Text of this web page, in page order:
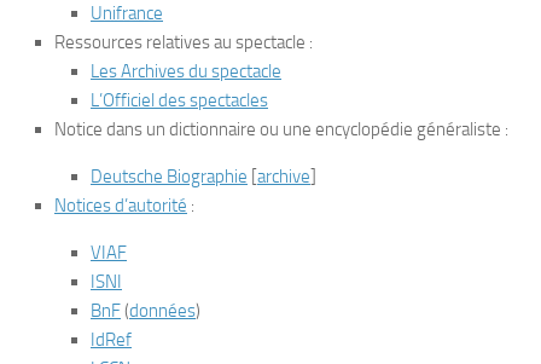
Unifrance
Ressources relatives au spectacle :
Les Archives du spectacle
L’Officiel des spectacles
Notice dans un dictionnaire ou une encyclopédie généraliste :
Deutsche Biographie [archive]
Notices d’autorité :
VIAF
ISNI
BnF(données)
IdRef